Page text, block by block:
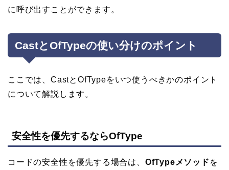
に呼び出すことができます。
CastとOfTypeの使い分けのポイント
ここでは、CastとOfTypeをいつ使うべきかのポイント
について解説します。
安全性を優先するならOfType
コードの安全性を優先する場合は、 OfTypeメソッド を